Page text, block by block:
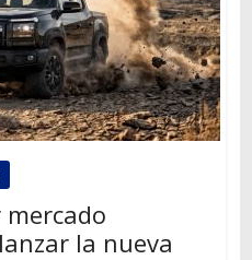
la nueva